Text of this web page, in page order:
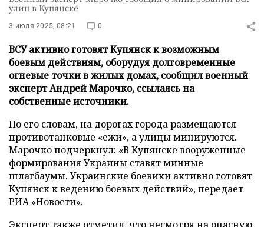
улиц в Купянске
3 июля 2025, 08:21 0
ВСУ активно готовят Купянск к возможным
боевым действиям, оборудуя долговременные
огневые точки в жилых домах, сообщил военный
эксперт Андрей Марочко, ссылаясь на
собственные источники.
По его словам, на дорогах города размещаются
противотанковые «ежи», а улицы минируются.
Марочко подчеркнул: «В Купянске вооруженные
формирования Украины ставят минные
шлагбаумы. Украинские боевики активно готовят
Купянск к ведению боевых действий», передает
РИА «Новости».